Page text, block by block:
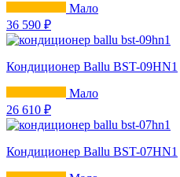
Мало
36 590 ₽
Кондиционер Ballu BST-09HN1
Мало
26 610 ₽
Кондиционер Ballu BST-07HN1